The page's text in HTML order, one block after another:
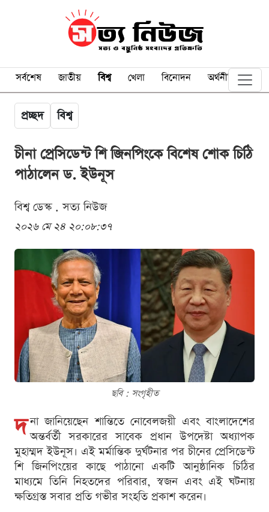
সর্বশেষ জাতীয় বিশ্ব খেলা বিনোদন অর্থনীতি
প্রচ্ছদ বিশ্ব
চীনা প্রেসিডেন্ট শি জিনপিংকে বিশেষ শোক চিঠি
পাঠালেন ড. ইউনূস
বিশ্ব ডেস্ক . সত্য নিউজ
২০২৬ মে ২৪ ২০:০৮:৩৭
ছবি : সংগৃহীত
দ না জানিয়েছেন শান্তিতে নোবেলজয়ী এবং বাংলাদেশের
অন্তর্বর্তী সরকারের সাবেক প্রধান উপদেষ্টা অধ্যাপক
মুহাম্মদ ইউনূস। এই মর্মান্তিক দুর্ঘটনার পর চীনের প্রেসিডেন্ট
শি জিনপিংয়ের কাছে পাঠানো একটি আনুষ্ঠানিক চিঠির
মাধ্যমে তিনি নিহতদের পরিবার, স্বজন এবং এই ঘটনায়
ক্ষতিগ্রস্ত সবার প্রতি গভীর সংহতি প্রকাশ করেন।